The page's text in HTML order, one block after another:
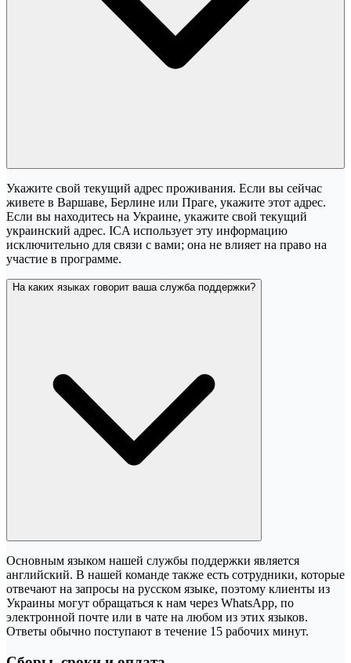
Укажите свой текущий адрес проживания. Если вы сейчас
живете в Варшаве, Берлине или Праге, укажите этот адрес.
Если вы находитесь на Украине, укажите свой текущий
украинский адрес. ICA использует эту информацию
исключительно для связи с вами; она не влияет на право на
участие в программе.
На каких языках говорит ваша служба поддержки?
Основным языком нашей службы поддержки является
английский. В нашей команде также есть сотрудники, которые
отвечают на запросы на русском языке, поэтому клиенты из
Украины могут обращаться к нам через WhatsApp, по
электронной почте или в чате на любом из этих языков.
Ответы обычно поступают в течение 15 рабочих минут.